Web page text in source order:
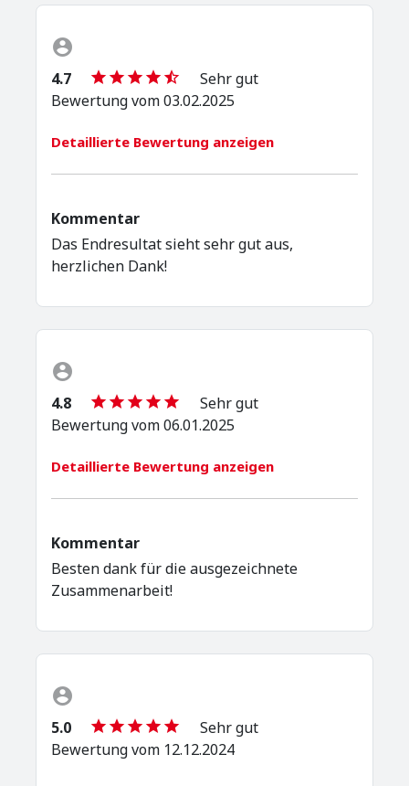
4.7
Sehr gut
Bewertung vom 03.02.2025
Detaillierte Bewertung anzeigen
Kommentar
Das Endresultat sieht sehr gut aus,
herzlichen Dank!
4.8
Sehr gut
Bewertung vom 06.01.2025
Detaillierte Bewertung anzeigen
Kommentar
Besten dank für die ausgezeichnete
Zusammenarbeit!
5.0
Sehr gut
Bewertung vom 12.12.2024